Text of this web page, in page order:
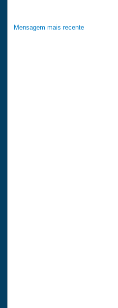
Mensagem mais recente